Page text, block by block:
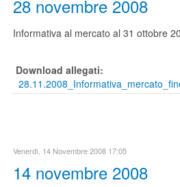
28 novembre 2008
Informativa al mercato al 31 ottobre
Download allegati:
Venerdì, 14 Novembre 2008 17:05
14 novembre 2008